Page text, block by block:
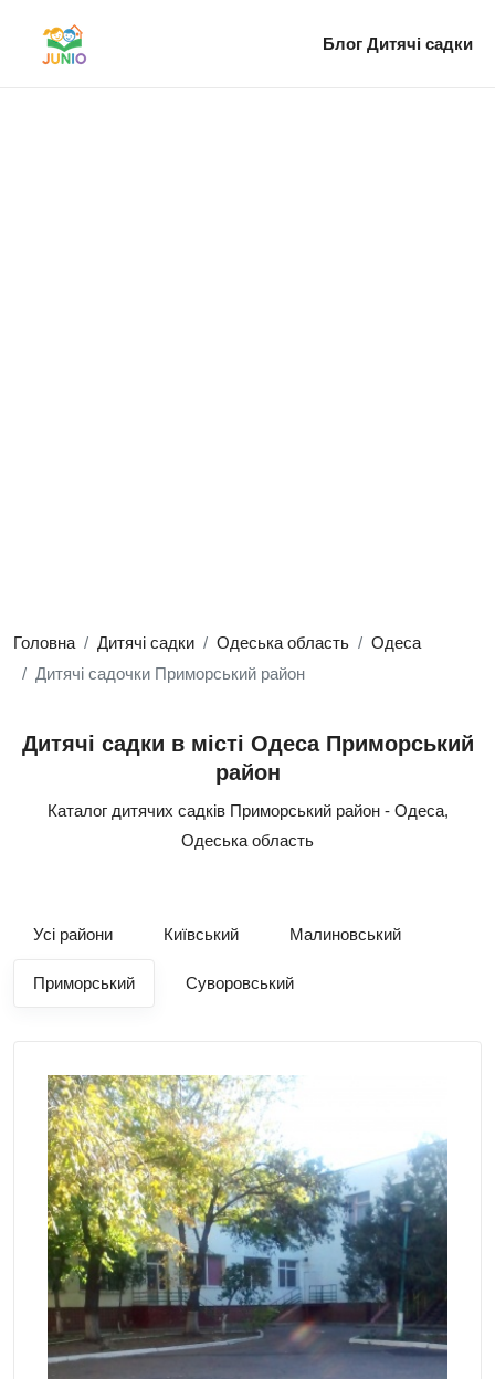
Блог Дитячі садки
Головна Дитячі садки Одеська область
Одеса
Дитячі садочки Приморський район
Дитячі садки в місті Одеса Приморський
район
Каталог дитячих садків Приморський район - Одеса,
Одеська область
Усі райони Київський Малиновський
Приморський Суворовський